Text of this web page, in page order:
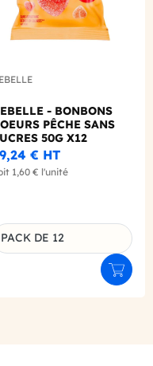
- BONBONS
PÊCHE SANS
50G X12
€ HT
1,60 € l'unité
Déclinaison du produit
PACK DE 12